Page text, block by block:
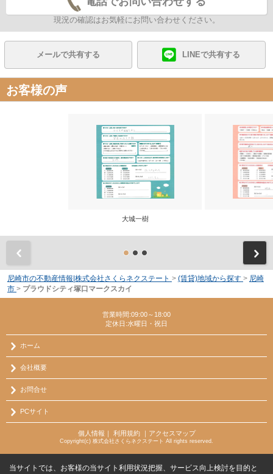
現況の確認はお気軽にお問い合わせください。
メールで共有する LINEで共有する
お客様の声
大城一樹
尼崎市の不動産情報|株式会社さくらネクステート > (賃貸)地域から探す > 尼崎
市 > プラウドシティ塚口マークスカイ
営業時間:09:00～18:00
定休日:水曜日・祝日
ホーム
会社概要
お問合せ
PCサイト
個人情報 ｜ 利用規約｜ アクセスマップ
Copyright(c) 株式会社さくらネクステート All rights reserved.
当サイトでは、お客様の当サイト利用状況把握、サービス向上検討を目的と